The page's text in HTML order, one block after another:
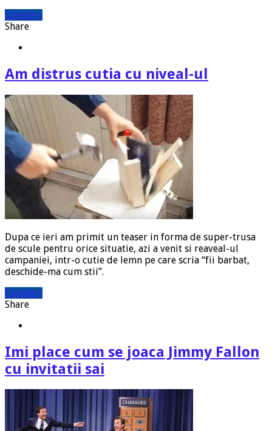
Citeste »
Share
Am distrus cutia cu niveal-ul
Dupa ce ieri am primit un teaser in forma de super-trusa
de scule pentru orice situatie, azi a venit si reaveal-ul
campaniei, intr-o cutie de lemn pe care scria “fii barbat,
deschide-ma cum stii”.
Citeste »
Share
Imi place cum se joaca Jimmy Fallon
cu invitatii sai